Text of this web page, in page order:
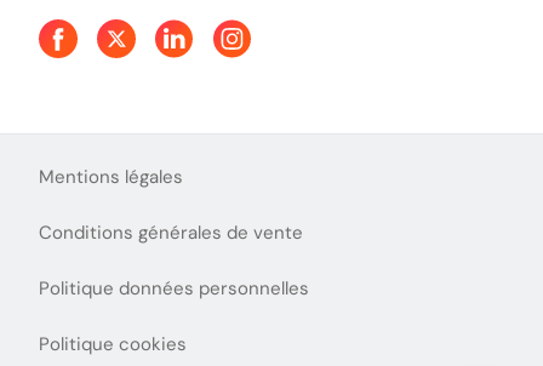
Presse
Mentions légales
Conditions générales de vente
Politique données personnelles
Politique cookies